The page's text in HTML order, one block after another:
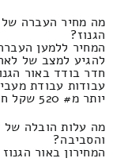
מה מחיר העברה של
הגנוז?
המחיר ללמען
להגיע למצב של
חדר בודד באור
יותר מ# 520 שקל חדש. באים בהבטחה להוזיל כלל ההצעות
מה עלות הובלה של
והסביבה?
המחירון באור הגנוז הוא 1810 ומקסימום 2040